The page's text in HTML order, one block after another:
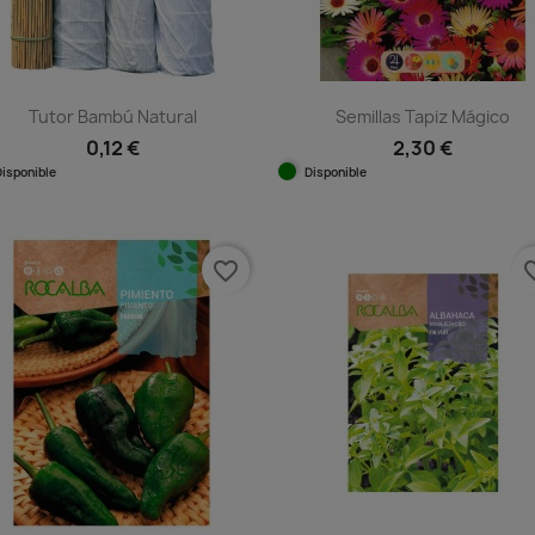
Tutor Bambú Natural
0,12 €
Semillas Tapiz Mágico
2,30 €
Disponible
favorite_border